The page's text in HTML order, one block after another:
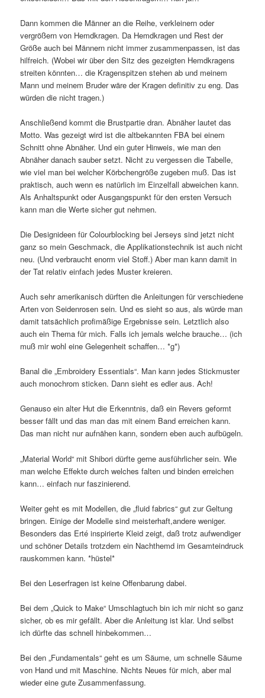
Dann kommen die Männer an die Reihe, verkleinern oder
vergrößern von Hemdkragen. Da Hemdkragen und Rest der
Größe auch bei Männern nicht immer zusammenpassen, ist das
hilfreich. (Wobei wir über den Sitz des gezeigten Hemdkragens
streiten könnten… die Kragenspitzen stehen ab und meinem
Mann und meinem Bruder wäre der Kragen definitiv zu eng. Das
würden die nicht tragen.)
Anschließend kommt die Brustpartie dran. Abnäher lautet das
Motto. Was gezeigt wird ist die altbekannten FBA bei einem
Schnitt ohne Abnäher. Und ein guter Hinweis, wie man den
Abnäher danach sauber setzt. Nicht zu vergessen die Tabelle,
wie viel man bei welcher Körbchengröße zugeben muß. Das ist
praktisch, auch wenn es natürlich im Einzelfall abweichen kann.
Als Anhaltspunkt oder Ausgangspunkt für den ersten Versuch
kann man die Werte sicher gut nehmen.
Die Designideen für Colourblocking bei Jerseys sind jetzt nicht
ganz so mein Geschmack, die Applikationstechnik ist auch nicht
neu. (Und verbraucht enorm viel Stoff.) Aber man kann damit in
der Tat relativ einfach jedes Muster kreieren.
Auch sehr amerikanisch dürften die Anleitungen für verschiedene
Arten von Seidenrosen sein. Und es sieht so aus, als würde man
damit tatsächlich profimäßige Ergebnisse sein. Letztlich also
auch ein Thema für mich. Falls ich jemals welche brauche… (ich
muß mir wohl eine Gelegenheit schaffen… *g*)
Banal die „Embroidery Essentials“. Man kann jedes Stickmuster
auch monochrom sticken. Dann sieht es edler aus. Ach!
Genauso ein alter Hut die Erkenntnis, daß ein Revers geformt
besser fällt und das man das mit einem Band erreichen kann.
Das man nicht nur aufnähen kann, sondern eben auch aufbügeln.
„Material World“ mit Shibori dürfte gerne ausführlicher sein. Wie
man welche Effekte durch welches falten und binden erreichen
kann… einfach nur faszinierend.
Weiter geht es mit Modellen, die „fluid fabrics“ gut zur Geltung
bringen. Einige der Modelle sind meisterhaft,andere weniger.
Besonders das Erté inspirierte Kleid zeigt, daß trotz aufwendiger
und schöner Details trotzdem ein Nachthemd im Gesamteindruck
rauskommen kann. *hüstel*
Bei den Leserfragen ist keine Offenbarung dabei.
Bei dem „Quick to Make“ Umschlagtuch bin ich mir nicht so ganz
sicher, ob es mir gefällt. Aber die Anleitung ist klar. Und selbst
ich dürfte das schnell hinbekommen…
Bei den „Fundamentals“ geht es um Säume, um schnelle Säume
von Hand und mit Maschine. Nichts Neues für mich, aber mal
wieder eine gute Zusammenfassung.